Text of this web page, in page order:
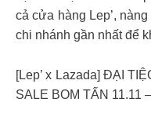
cả cửa hàng Lep’,
chi nhánh gần nhất để
[Lep’ x Lazada] ĐẠI
SALE BOM TẤN 11.11